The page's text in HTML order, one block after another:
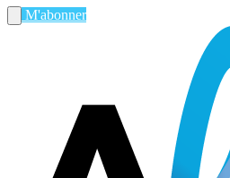
M'abonner